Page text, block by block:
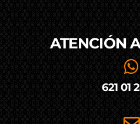
ATENCIÓN
621 01